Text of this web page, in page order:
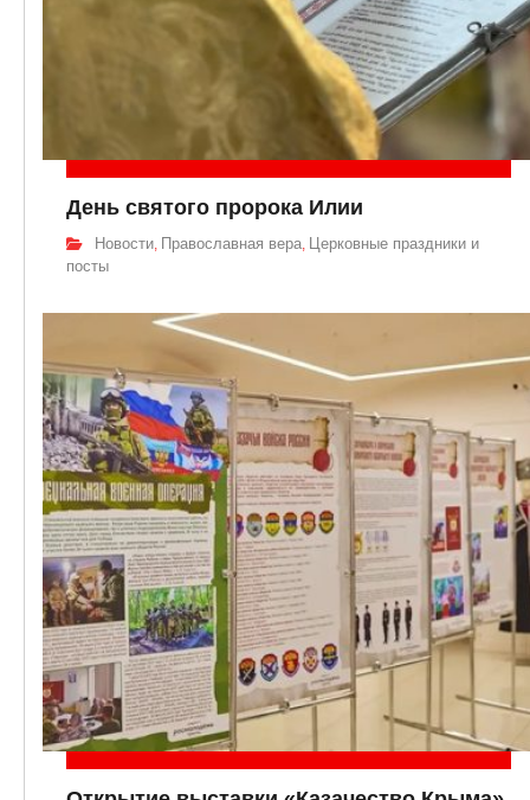
День святого пророка Илии
Новости, Православная вера, Церковные праздники и
посты